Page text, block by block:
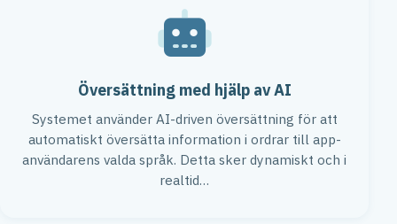
Översättning med hjälp av AI
Systemet använder AI-driven översättning för att
automatiskt översätta information i ordrar till app-
användarens valda språk. Detta sker dynamiskt och i
realtid…